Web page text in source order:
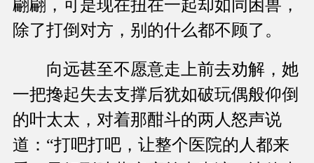
翩翩，可是现在扭在一起却如同困兽，
除了打倒对方，别的什么都不顾了。
向远甚至不愿意走上前去劝解，她
一把搀起失去支撑后犹如破玩偶般仰倒
的叶太太，对着那酣斗的两人怒声说
道：“打吧打吧，让整个医院的人都来